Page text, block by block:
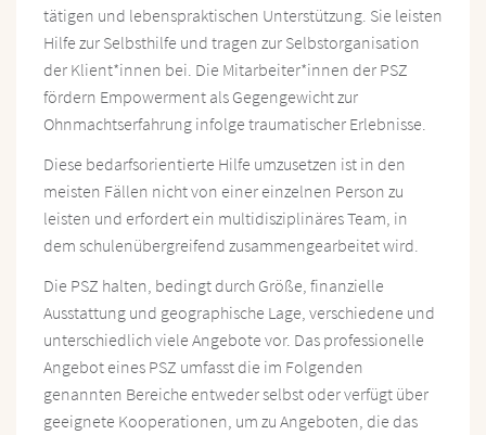
tätigen und lebenspraktischen Unterstützung. Sie leisten
Hilfe zur Selbsthilfe und tragen zur Selbstorganisation
der Klient*innen bei. Die Mitarbeiter*innen der PSZ
fördern Empowerment als Gegengewicht zur
Ohnmachtserfahrung infolge traumatischer Erlebnisse.
Diese bedarfsorientierte Hilfe umzusetzen ist in den
meisten Fällen nicht von einer einzelnen Person zu
leisten und erfordert ein multidisziplinäres Team, in
dem schulenübergreifend zusammengearbeitet wird.
Die PSZ halten, bedingt durch Größe, finanzielle
Ausstattung und geographische Lage, verschiedene und
unterschiedlich viele Angebote vor. Das professionelle
Angebot eines PSZ umfasst die im Folgenden
genannten Bereiche entweder selbst oder verfügt über
geeignete Kooperationen, um zu Angeboten, die das